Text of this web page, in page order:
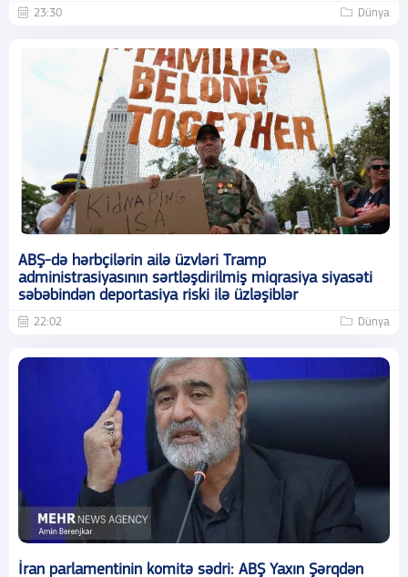
23:30 Dünya
ABŞ-də hərbçilərin ailə üzvləri Tramp
administrasiyasının sərtləşdirilmiş miqrasiya siyasəti
səbəbindən deportasiya riski ilə üzləşiblər
22:02 Dünya
İran parlamentinin komitə sədri: ABŞ Yaxın Şərqdən